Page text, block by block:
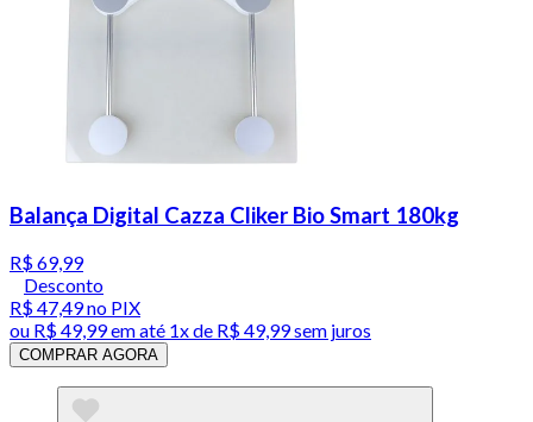
Balança Digital Cazza Cliker Bio Smart 180kg
R$ 69,99
Desconto
R$ 47,49no PIX
ou R$ 49,99em até 1x de R$ 49,99sem juros
COMPRAR AGORA